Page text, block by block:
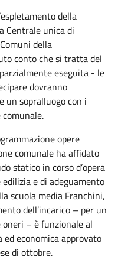
della
Centrale unica di
della
conto che si tratta del
eseguita - le
dovranno
un sopralluogo con i
opere
comunale ha affidato
statico in corso d’opera
e di adeguamento
scuola media Franchini,
dell’incarico – per un
– è funzionale al
economica approvato
di ottobre.